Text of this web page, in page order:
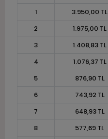
1
3.950,00 TL
2
1.975,00 TL
3
1.408,83 TL
4
1.076,37 TL
5
876,90 TL
6
743,92 TL
7
648,93 TL
8
577,69 TL